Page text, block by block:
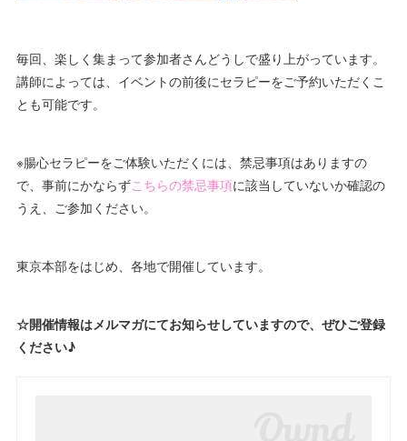
毎回、楽しく集まって参加者さんどうしで盛り上がっています。
講師によっては、イベントの前後にセラピーをご予約いただくこ
とも可能です。
※腸心セラピーをご体験いただくには、禁忌事項はありますの
で、事前にかならずこちらの禁忌事項に該当していないか確認の
うえ、ご参加ください。
東京本部をはじめ、各地で開催しています。
☆開催情報はメルマガにてお知らせしていますので、ぜひご登録
ください♪